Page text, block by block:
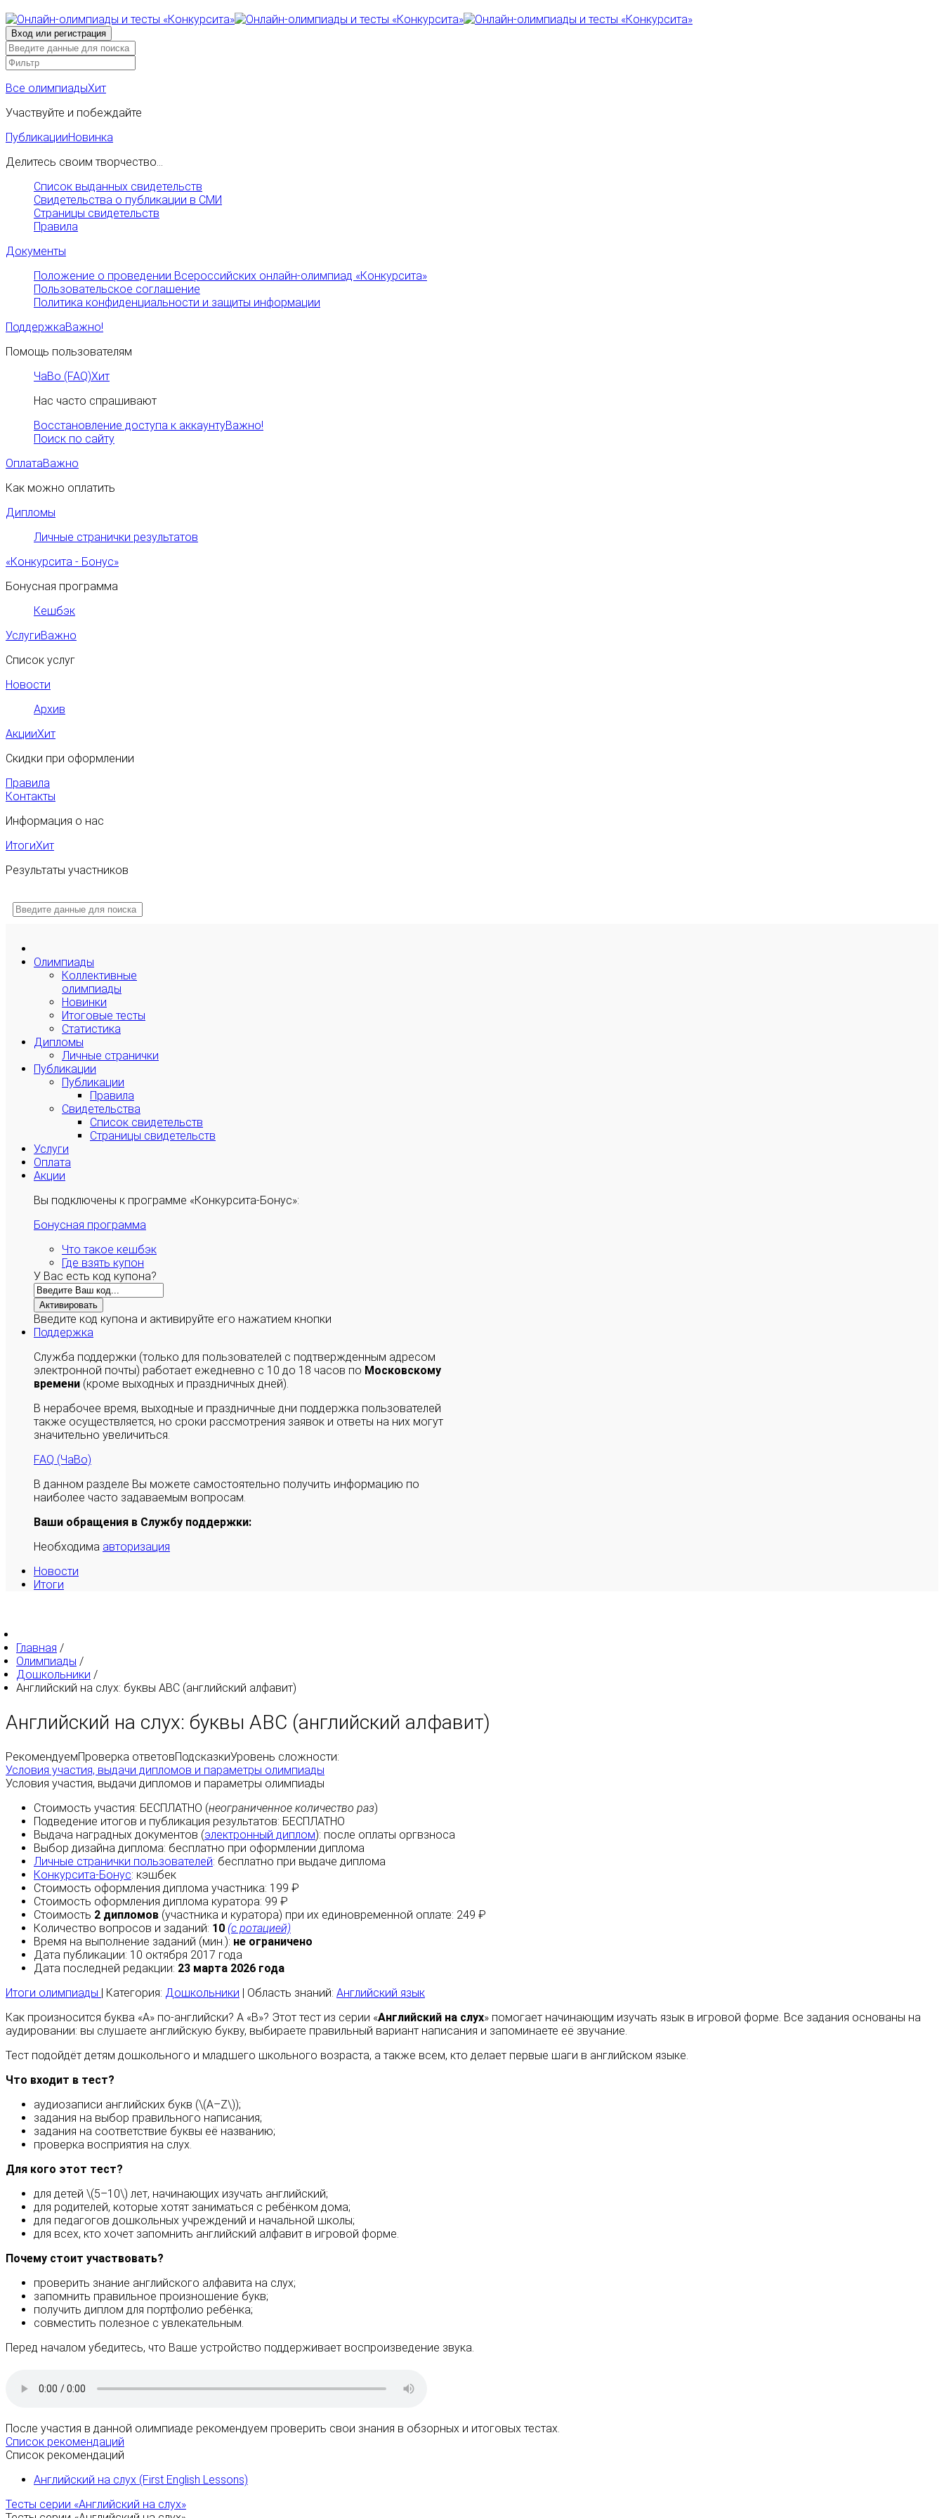
Все олимпиадыХит
Участвуйте и побеждайте
ПубликацииНовинка
Делитесь своим творчество...
Список выданных свидетельств
Свидетельства о публикации в СМИ
Страницы свидетельств
Правила
Документы
Положение о проведении Всероссийских онлайн-олимпиад «Конкурсита»
Пользовательское соглашение
Политика конфиденциальности и защиты информации
ПоддержкаВажно!
Помощь пользователям
ЧаВо (FAQ)Хит
Нас часто спрашивают
Восстановление доступа к аккаунтуВажно!
Поиск по сайту
ОплатаВажно
Как можно оплатить
Дипломы
Личные странички результатов
«Конкурсита - Бонус»
Бонусная программа
Кешбэк
УслугиВажно
Список услуг
Новости
Архив
АкцииХит
Скидки при оформлении
Правила
Контакты
Информация о нас
ИтогиХит
Результаты участников
Олимпиады
Коллективные
олимпиады
Новинки
Итоговые тесты
Статистика
Дипломы
Личные странички
Публикации
Публикации
Правила
Свидетельства
Список свидетельств
Страницы свидетельств
Услуги
Оплата
Акции
Вы подключены к программе «Конкурсита-Бонус»:
Бонусная программа
Что такое кешбэк
Где взять купон
У Вас есть код купона?
Активировать
Введите код купона и активируйте его нажатием кнопки
Поддержка
Служба поддержки (только для пользователей с подтвержденным адресом
электронной почты) работает ежедневно с 10 до 18 часов по Московскому
времени (кроме выходных и праздничных дней).
В нерабочее время, выходные и праздничные дни поддержка пользователей
также осуществляется, но сроки рассмотрения заявок и ответы на них могут
значительно увеличиться.
FAQ (ЧаВо)
В данном разделе Вы можете самостоятельно получить информацию по
наиболее часто задаваемым вопросам.
Ваши обращения в Службу поддержки:
Необходима авторизация
Новости
Итоги
Главная /
Олимпиады /
Дошкольники /
Английский на слух: буквы ABC (английский алфавит)
Английский на слух: буквы ABC (английский алфавит)
РекомендуемПроверка ответовПодсказкиУровень сложности:
Условия участия, выдачи дипломов и параметры олимпиады
Условия участия, выдачи дипломов и параметры олимпиады
Стоимость участия: БЕСПЛАТНО (неограниченное количество раз)
Подведение итогов и публикация результатов: БЕСПЛАТНО
Выдача наградных документов (электронный диплом): после оплаты оргвзноса
Выбор дизайна диплома: бесплатно при оформлении диплома
Личные странички пользователей: бесплатно при выдаче диплома
Конкурсита-Бонус: кэшбек
Стоимость оформления диплома участника: 199 ₽
Стоимость оформления диплома куратора: 99 ₽
Стоимость 2 дипломов (участника и куратора) при их единовременной оплате: 249 ₽
Количество вопросов и заданий: 10 (с ротацией)
Время на выполнение заданий (мин.): не ограничено
Дата публикации: 10 октября 2017 года
Дата последней редакции: 23 марта 2026 года
Итоги олимпиады
| Категория: Дошкольники | Область знаний: Английский язык
Как произносится буква «A» по‑английски? А «B»? Этот тест из серии «Английский на слух» помогает начинающим изучать язык в игровой форме. Все задания основаны на
аудировании: вы слушаете английскую букву, выбираете правильный вариант написания и запоминаете её звучание.
Тест подойдёт детям дошкольного и младшего школьного возраста, а также всем, кто делает первые шаги в английском языке.
Что входит в тест?
аудиозаписи английских букв (\(A–Z\));
задания на выбор правильного написания;
задания на соответствие буквы её названию;
проверка восприятия на слух.
Для кого этот тест?
для детей \(5–10\) лет, начинающих изучать английский;
для родителей, которые хотят заниматься с ребёнком дома;
для педагогов дошкольных учреждений и начальной школы;
для всех, кто хочет запомнить английский алфавит в игровой форме.
Почему стоит участвовать?
проверить знание английского алфавита на слух;
запомнить правильное произношение букв;
получить диплом для портфолио ребёнка;
совместить полезное с увлекательным.
Перед началом убедитесь, что Ваше устройство поддерживает воспроизведение звука.
После участия в данной олимпиаде рекомендуем проверить свои знания в обзорных и итоговых тестах.
Список рекомендаций
Список рекомендаций
Английский на слух (First English Lessons)
Тесты серии «Английский на слух»